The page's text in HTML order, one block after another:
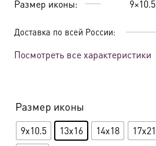
Размер иконы:
9×10.5
Доставка по всей России:
Посмотреть все характеристики
Размер иконы
9x10.5 13x16 14x18 17x21